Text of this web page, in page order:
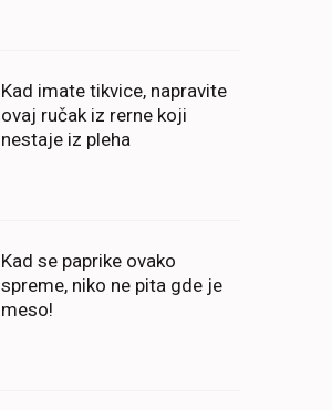
Kad imate tikvice, napravite
ovaj ručak iz rerne koji
nestaje iz pleha
Kad se paprike ovako
spreme, niko ne pita gde je
meso!